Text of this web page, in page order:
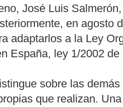
José Luis
en agosto
adaptarlos a la Ley
España, ley 1/2002 de
sobre las
que realizan.